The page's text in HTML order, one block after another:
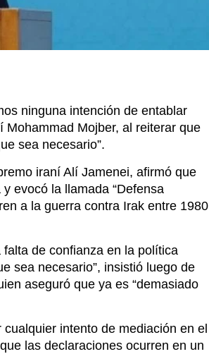
ninguna intención de entablar
Mohammad Mojber, al reiterar que
sea necesario”.
iraní Alí Jamenei, afirmó que
evocó la llamada “Defensa
a la guerra contra Irak entre 1980
de confianza en la política
sea necesario”, insistió luego de
aseguró que ya es “demasiado
intento de mediación en el
las declaraciones ocurren en un